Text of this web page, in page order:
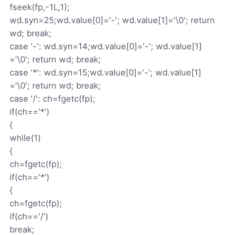
fseek(fp,-1L,1);
wd.syn=25;wd.value[0]='-'; wd.value[1]='\0'; return
wd; break;
case '-': wd.syn=14;wd.value[0]='-'; wd.value[1]
='\0'; return wd; break;
case '*': wd.syn=15;wd.value[0]='-'; wd.value[1]
='\0'; return wd; break;
case '/': ch=fgetc(fp);
if(ch=='*')
{
while(1)
{
ch=fgetc(fp);
if(ch=='*')
{
ch=fgetc(fp);
if(ch=='/')
break;